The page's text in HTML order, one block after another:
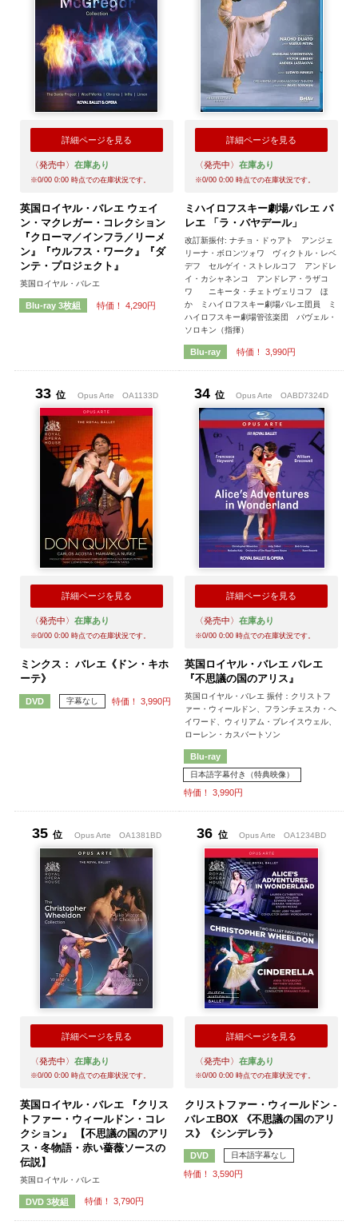
詳細ページを見る
〈発売中〉 在庫あり
※0/00 0:00時点での在庫状況です。
英国ロイヤル・バレエ ウェイ
ン・マクレガー・コレクション
『クローマ／インフラ／リーメ
ン』『ウルフス・ワーク』『ダ
ンテ・プロジェクト』
英国ロイヤル・バレエ
Blu-ray 3枚組 特価！ 4,290円
詳細ページを見る
〈発売中〉 在庫あり
※0/00 0:00時点での在庫状況です。
ミハイロフスキー劇場バレエ バ
レエ 「ラ・バヤデール」
改訂新振付: ナチョ・ドゥアト アンジェ
リーナ・ボロンツォワ ヴィクトル・レベ
デフ セルゲイ・ストレルコフ アンドレ
イ・カシャネンコ アンドレア・ラザコ
ワ ニキータ・チェトヴェリコフ ほ
か ミハイロフスキー劇場バレエ団員 ミ
ハイロフスキー劇場管弦楽団 パヴェル・
ソロキン（指揮）
Blu-ray 特価！ 3,990円
33 位 Opus Arte OA1133D
詳細ページを見る
〈発売中〉 在庫あり
※0/00 0:00時点での在庫状況です。
ミンクス： バレエ《ドン・キホ
ーテ》
DVD 字幕なし 特価！ 3,990円
34 位 Opus ArteOABD7324D
詳細ページを見る
〈発売中〉 在庫あり
※0/00 0:00時点での在庫状況です。
英国ロイヤル・バレエ バレエ
『不思議の国のアリス』
英国ロイヤル・バレエ 振付：クリストフ
ァー・ウィールドン、フランチェスカ・ヘ
イワード、ウィリアム・ブレイスウェル、
ローレン・カスバートソン
Blu-ray
日本語字幕付き（特典映像）
特価！ 3,990円
35 位 Opus Arte OA1381BD
詳細ページを見る
〈発売中〉 在庫あり
※0/00 0:00時点での在庫状況です。
英国ロイヤル・バレエ 『クリス
トファー・ウィールドン・コレ
クション』 【不思議の国のアリ
ス・冬物語・赤い薔薇ソースの
伝説】
英国ロイヤル・バレエ
DVD 3枚組 特価！ 3,790円
36 位 Opus Arte OA1234BD
詳細ページを見る
〈発売中〉 在庫あり
※0/00 0:00時点での在庫状況です。
クリストファー・ウィールドン -
バレエBOX 《不思議の国のアリ
ス》《シンデレラ》
DVD 日本語字幕なし
特価！ 3,590円